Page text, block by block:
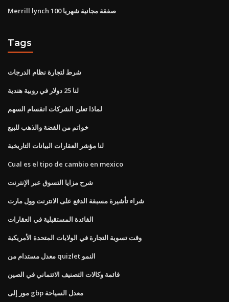
Merrill lynch 100 صفقة مجانية شهريا
Tags
شرط لتجارة نظام الدرجات
لنا 25 دولار في روبية هندية
لماذا تعلن الشركات انقسام السهم
خواتم من الفضة والذهب للبيع
لنا مؤشر العقارات البيانات التاريخية
Cual es el tipo de cambio en mexico
شرح مزايا التسوق عبر الإنترنت
شراء تأشيرة مسبقة الدفع على الانترنت وول مارت
الفائدة المستقبلية في العقارات
وقت تسوية التجارة في الولايات المتحدة الأمريكية
معدل مستدام من quizlet النمو
قائمة وكالات التصنيف الائتماني في الصين
مور إلى gbp معدل السياحة